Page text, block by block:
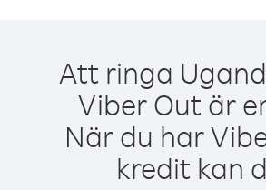
Att ringa
Viber Out är
När du har
kredit kan